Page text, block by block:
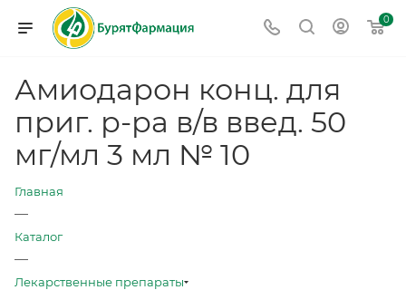
0
Амиодарон конц. для
приг. р-ра в/в введ. 50
мг/мл 3 мл № 10
Главная
—
Каталог
—
Лекарственные препараты